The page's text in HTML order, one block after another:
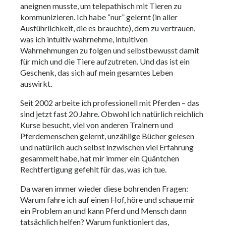
aneignen musste, um telepathisch mit Tieren zu
kommunizieren. Ich habe “nur” gelernt (in aller
Ausführlichkeit, die es brauchte), dem zu vertrauen,
was ich intuitiv wahrnehme, intuitiven
Wahrnehmungen zu folgen und selbstbewusst damit
für mich und die Tiere aufzutreten. Und das ist ein
Geschenk, das sich auf mein gesamtes Leben
auswirkt.
Seit 2002 arbeite ich professionell mit Pferden – das
sind jetzt fast 20 Jahre. Obwohl ich natürlich reichlich
Kurse besucht, viel von anderen Trainern und
Pferdemenschen gelernt, unzählige Bücher gelesen
und natürlich auch selbst inzwischen viel Erfahrung
gesammelt habe, hat mir immer ein Quäntchen
Rechtfertigung gefehlt für das, was ich tue.
Da waren immer wieder diese bohrenden Fragen:
Warum fahre ich auf einen Hof, höre und schaue mir
ein Problem an und kann Pferd und Mensch dann
tatsächlich helfen? Warum funktioniert das,